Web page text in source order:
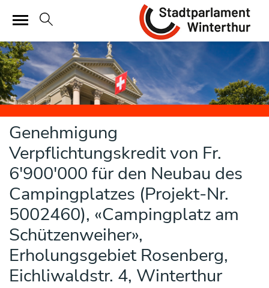
zur Startseite
Direkt zur Hauptnavigation
Direkt zum Inhalt
Direkt zur Suche
Direkt zum Stichwortverzeichnis
Genehmigung
Verpflichtungskredit von Fr.
6'900'000 für den Neubau des
Campingplatzes (Projekt-Nr.
5002460), «Campingplatz am
Schützenweiher»,
Erholungsgebiet Rosenberg,
Eichliwaldstr. 4, Winterthur